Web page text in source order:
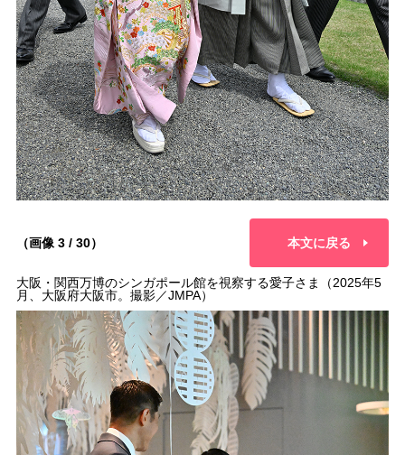
（画像 3 / 30） 本文に戻る
大阪・関西万博のシンガポール館を視察する愛子さま（2025年5
月、大阪府大阪市。撮影／JMPA）